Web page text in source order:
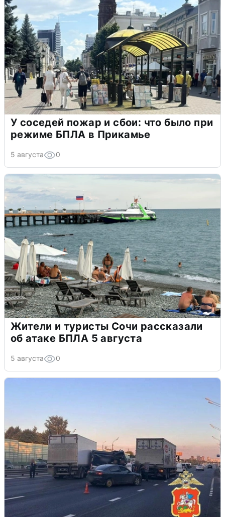
У соседей пожар и сбои: что было при
режиме БПЛА в Прикамье
5 августа 0
Жители и туристы Сочи рассказали
об атаке БПЛА 5 августа
5 августа 0